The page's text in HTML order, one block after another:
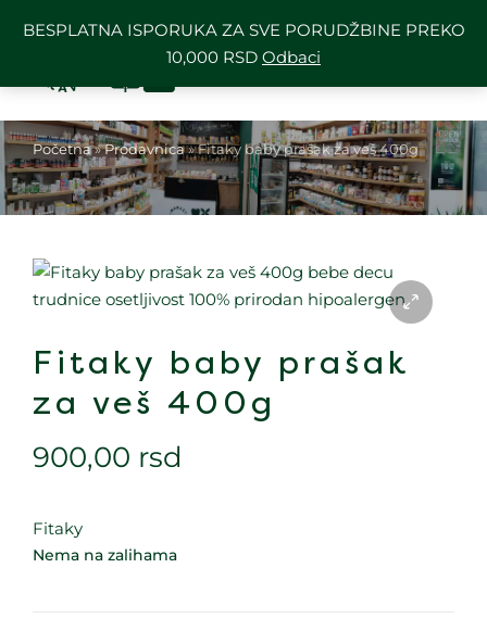
BESPLATNA ISPORUKA ZA SVE PORUDŽBINE PREKO
10,000 RSD Odbaci
Početna»Prodavnica»Fitaky baby prašak za veš 400g
Fitaky baby prašak
za veš 400g
900,00 rsd
Fitaky
Nema na zalihama